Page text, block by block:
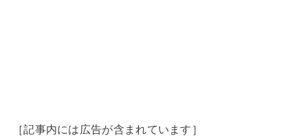
［記事内には広告が含まれています］